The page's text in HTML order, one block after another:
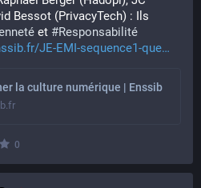
Bessot (PrivacyTech) : Ils
et #Responsabilité
JE-EMI-sequence1-que
la culture numérique | Enssib
0